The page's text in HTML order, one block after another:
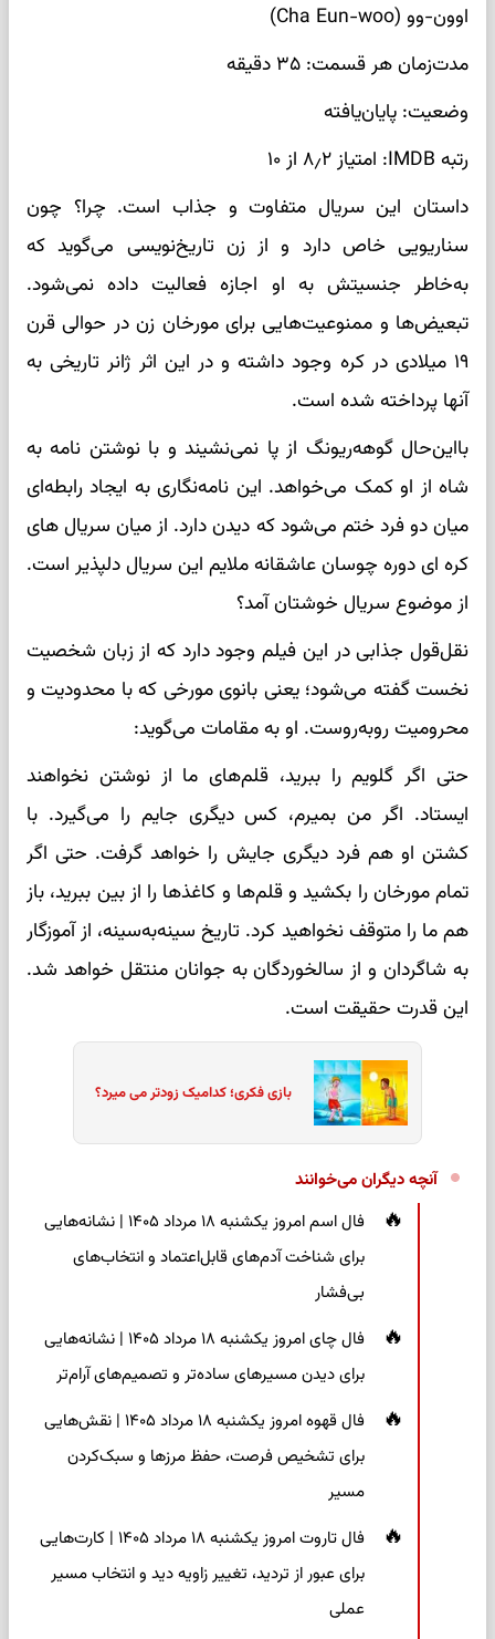
اوون-وو (Cha Eun-woo)
مدت‌زمان هر قسمت: ۳۵ دقیقه
وضعیت: پایان‌یافته
رتبه IMDB: امتیاز ۸٫۲ از ۱۰
داستان این سریال متفاوت و جذاب است. چرا؟ چون
سناریویی خاص دارد و از زن تاریخ‌نویسی می‌گوید که
به‌خاطر جنسیتش به او اجازه فعالیت داده نمی‌شود.
تبعیض‌ها و ممنوعیت‌هایی برای مورخان زن در حوالی قرن
۱۹ میلادی در کره وجود داشته و در این اثر ژانر تاریخی به
آنها پرداخته شده است.
بااین‌حال گوهه‌ریونگ از پا نمی‌نشیند و با نوشتن نامه به
شاه از او کمک می‌خواهد. این نامه‌نگاری به ایجاد رابطه‌ای
میان دو فرد ختم می‌شود که دیدن دارد. از میان سریال های
کره ای دوره چوسان عاشقانه ملایم این سریال دلپذیر است.
از موضوع سریال خوشتان آمد؟
نقل‌قول جذابی در این فیلم وجود دارد که از زبان شخصیت
نخست گفته می‌شود؛ یعنی بانوی مورخی که با محدودیت و
محرومیت روبه‌روست. او به مقامات می‌گوید:
حتی اگر گلویم را ببرید، قلم‌های ما از نوشتن نخواهند
ایستاد. اگر من بمیرم، کس دیگری جایم را می‌گیرد. با
کشتن او هم فرد دیگری جایش را خواهد گرفت. حتی اگر
تمام مورخان را بکشید و قلم‌ها و کاغذها را از بین ببرید، باز
هم ما را متوقف نخواهید کرد. تاریخ سینه‌به‌سینه، از آموزگار
به شاگردان و از سالخوردگان به جوانان منتقل خواهد شد.
این قدرت حقیقت است.
بازی فکری؛ کدامیک زودتر می میرد؟
آنچه دیگران می‌خوانند
فال اسم امروز یکشنبه ۱۸ مرداد ۱۴۰۵ | نشانه‌هایی
برای شناخت آدم‌های قابل‌اعتماد و انتخاب‌های
بی‌فشار
فال چای امروز یکشنبه ۱۸ مرداد ۱۴۰۵ | نشانه‌هایی
برای دیدن مسیرهای ساده‌تر و تصمیم‌های آرام‌تر
فال قهوه امروز یکشنبه ۱۸ مرداد ۱۴۰۵ | نقش‌هایی
برای تشخیص فرصت، حفظ مرزها و سبک‌کردن
مسیر
فال تاروت امروز یکشنبه ۱۸ مرداد ۱۴۰۵ | کارت‌هایی
برای عبور از تردید، تغییر زاویه دید و انتخاب مسیر
عملی